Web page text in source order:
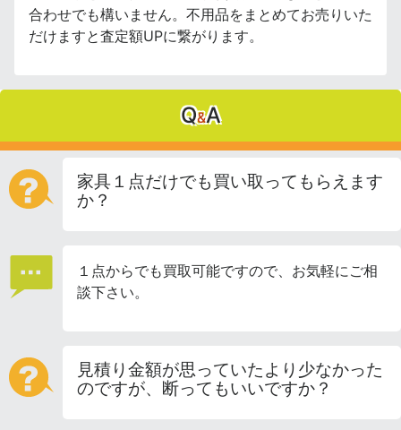
合わせでも構いません。不用品をまとめてお売りいた
だけますと査定額UPに繋がります。
Q&A
家具１点だけでも買い取ってもらえます
か？
１点からでも買取可能ですので、お気軽にご相
談下さい。
見積り金額が思っていたより少なかった
のですが、断ってもいいですか？